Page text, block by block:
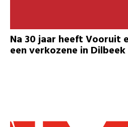
Na 30 jaar heeft Vooruit
een verkozene in Dilbeek